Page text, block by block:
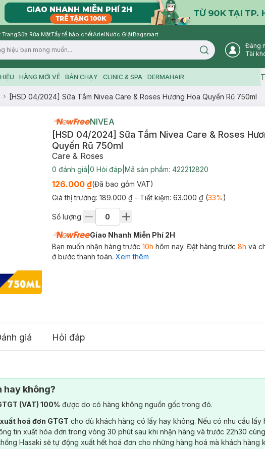
TrangSữa Rửa MặtTẩy tế bào chếtArielNước GiặtBagsmart
Search icon
Đăng
Tài
HÀNG MỚI VỀ BÁN CHẠY CLINIC & SPA DERMAHAIR
[HSD 04/2024] Sữa Tắm Nivea Care & Roses Hương Hoa Quyến Rũ 750ml
NIVEA
[HSD 04/2024] Sữa Tắm Nivea Care & Roses
Quyến Rũ 750ml
Care & Roses
0 đánh giá 0 Hỏi đáp Mã sản phẩm: 422212820
126.000 ₫(Đã bao gồm VAT)
Giá thị trường: 189.000 ₫ - Tiết kiệm: 63.000 ₫(33%)
Số lượng:
Giao Nhanh Miễn Phí 2H
Bạn muốn nhận hàng trước 10h hôm nay. Đặt hàng trước 8h và
ở bước thanh toán. Xem thêm
giá Hỏi đáp
hay không?
(VAT) 100% được do có hàng không nguồn gốc trong đó.
xuất hoá đơn GTGT cho dù khách hàng có lấy hay không. Nếu có nhu cầu lấy
tin xuất hóa đơn trong vòng 30 phút sau khi nhận hàng và trước 22h30
Hasaki sẽ tự động xuất hết hoá đơn cho những hàng hoá mà khách hàng